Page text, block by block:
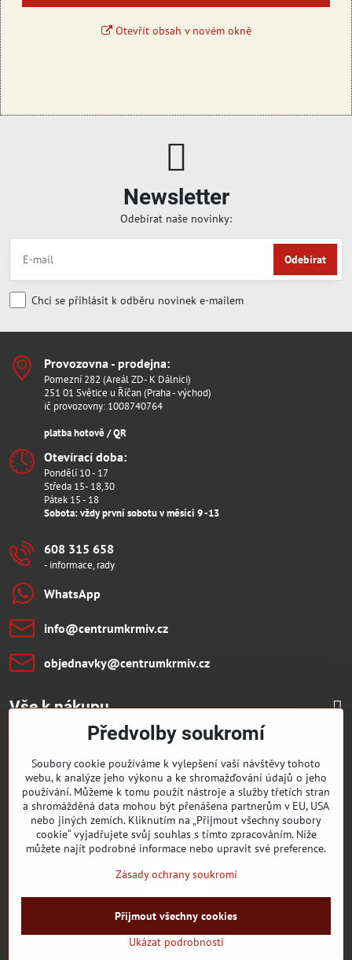
Otevřít obsah v novém okně
Newsletter
Odebírat naše novinky:
Odebírat
Chci se přihlásit k odběru novinek e-mailem
Provozovna - prodejna:
Pomezní 282 (Areál ZD- K Dálnici)
251 01 Světice u Říčan (Praha - východ)
ič provozovny: 1008740764
platba hotově / QR
Otevírací doba:
Pondělí 10 - 17
Středa 15- 18,30
Pátek 15 - 18
Sobota: vždy první sobotu v měsíci 9 -13
608 315 658
- informace, rady
WhatsApp
info​@centrumkrmiv​.cz
objednavky​@centrumkrmiv​.cz
Vše k nákupu
Facebook Youtube
©2026CopyrightPředvolby soukromíZásady ochrany soukromí
Vytvořeno systémem:ByznysWeb.cz
Předvolby soukromí
Soubory cookie používáme k vylepšení vaší návštěvy tohoto
webu, k analýze jeho výkonu a ke shromažďování údajů o jeho
používání. Můžeme k tomu použít nástroje a služby třetích stran
a shromážděná data mohou být přenášena partnerům v EU, USA
nebo jiných zemích. Kliknutím na „Přijmout všechny soubory
cookie“ vyjadřujete svůj souhlas s tímto zpracováním. Níže
můžete najít podrobné informace nebo upravit své preference.
Zásady ochrany soukromí
Ukázat podrobnosti
Přijmout všechny cookies